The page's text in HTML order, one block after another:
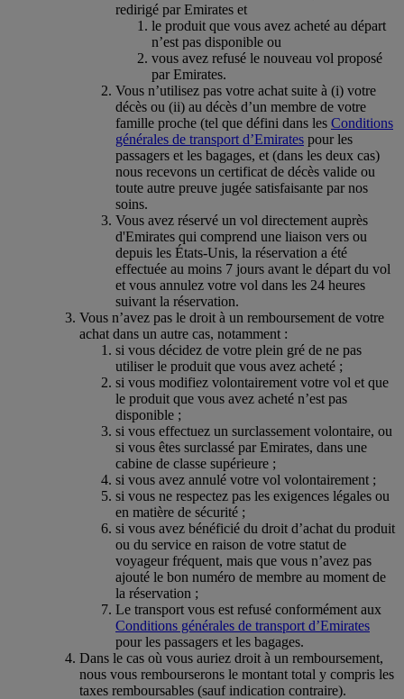
redirigé par Emirates et
le produit que vous avez acheté au départ
n’est pas disponible ou
vous avez refusé le nouveau vol proposé
par Emirates.
Vous n’utilisez pas votre achat suite à (i) votre
décès ou (ii) au décès d’un membre de votre
famille proche (tel que défini dans les Conditions
générales de transport d’Emirates pour les
passagers et les bagages, et (dans les deux cas)
nous recevons un certificat de décès valide ou
toute autre preuve jugée satisfaisante par nos
soins.
Vous avez réservé un vol directement auprès
d'Emirates qui comprend une liaison vers ou
depuis les États-Unis, la réservation a été
effectuée au moins 7 jours avant le départ du vol
et vous annulez votre vol dans les 24 heures
suivant la réservation.
Vous n’avez pas le droit à un remboursement de votre
achat dans un autre cas, notamment :
si vous décidez de votre plein gré de ne pas
utiliser le produit que vous avez acheté ;
si vous modifiez volontairement votre vol et que
le produit que vous avez acheté n’est pas
disponible ;
si vous effectuez un surclassement volontaire, ou
si vous êtes surclassé par Emirates, dans une
cabine de classe supérieure ;
si vous avez annulé votre vol volontairement ;
si vous ne respectez pas les exigences légales ou
en matière de sécurité ;
si vous avez bénéficié du droit d’achat du produit
ou du service en raison de votre statut de
voyageur fréquent, mais que vous n’avez pas
ajouté le bon numéro de membre au moment de
la réservation ;
Le transport vous est refusé conformément aux
Conditions générales de transport d’Emirates
pour les passagers et les bagages.
Dans le cas où vous auriez droit à un remboursement,
nous vous rembourserons le montant total y compris les
taxes remboursables (sauf indication contraire).